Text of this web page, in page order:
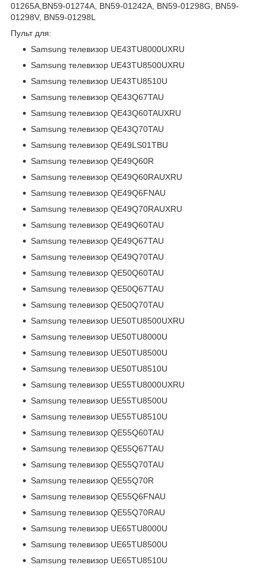
01265A,BN59-01274A, BN59-01242A, BN59-01298G, BN59-
01298V, BN59-01298L
Пульт для:
Samsung телевизор UE43TU8000UXRU
Samsung телевизор UE43TU8500UXRU
Samsung телевизор UE43TU8510U
Samsung телевизор QE43Q67TAU
Samsung телевизор QE43Q60TAUXRU
Samsung телевизор QE43Q70TAU
Samsung телевизор QE49LS01TBU
Samsung телевизор QE49Q60R
Samsung телевизор QE49Q60RAUXRU
Samsung телевизор QE49Q6FNAU
Samsung телевизор QE49Q70RAUXRU
Samsung телевизор QE49Q60TAU
Samsung телевизор QE49Q67TAU
Samsung телевизор QE49Q70TAU
Samsung телевизор QE50Q60TAU
Samsung телевизор QE50Q67TAU
Samsung телевизор QE50Q70TAU
Samsung телевизор UE50TU8500UXRU
Samsung телевизор UE50TU8000U
Samsung телевизор UE50TU8500U
Samsung телевизор UE50TU8510U
Samsung телевизор UE55TU8000UXRU
Samsung телевизор UE55TU8500U
Samsung телевизор UE55TU8510U
Samsung телевизор QE55Q60TAU
Samsung телевизор QE55Q67TAU
Samsung телевизор QE55Q70TAU
Samsung телевизор QE55Q70R
Samsung телевизор QE55Q6FNAU
Samsung телевизор QE55Q70RAU
Samsung телевизор UE65TU8000U
Samsung телевизор UE65TU8500U
Samsung телевизор UE65TU8510U